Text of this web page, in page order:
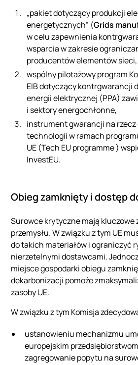
„pakiet dotyczący produkcji
energetycznych” (Grids
w celu zapewnienia
wsparcia w zakresie
producentów elementów sieci,
wspólny pilotażowy program
EIB dotyczący kontrgwarancji
energii elektrycznej (PPA)
i sektory energochłonne,
instrument gwarancji na
technologii w ramach
UE (Tech EU programme )
InvestEU.
Obieg zamknięty i dostęp
Surowce krytyczne mają kluczowe
przemysłu. W związku z tym UE
do takich materiałów i ograniczyć
nierzetelnymi dostawcami.
miejsce gospodarki obiegu
dekarbonizacji pomoże
zasoby UE.
W związku z tym Komisja
ustanowieniu mechanizmu
europejskim
zagregowanie popytu na